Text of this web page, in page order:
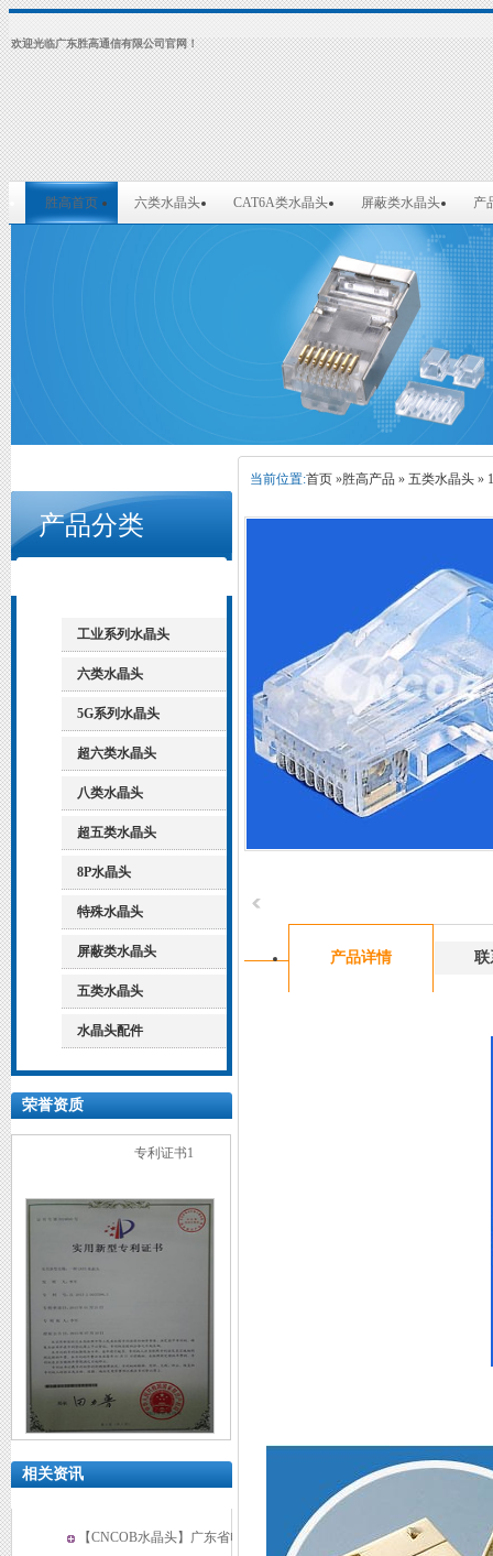
欢迎光临广东胜高通信有限公司官网！
胜高首页 六类水晶头 CAT6A类水晶头 屏蔽类水晶头 产
产品分类
工业系列水晶头
六类水晶头
5G系列水晶头
超六类水晶头
八类水晶头
超五类水晶头
8P水晶头
特殊水晶头
屏蔽类水晶头
五类水晶头
水晶头配件
荣誉资质
专利证书2
相关资讯
【CNCOB水晶头】广东省电
当前位置:首页 »胜高产品 » 五类水晶头 »
产品详情 联